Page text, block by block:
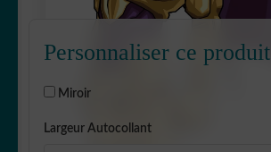
Personnaliser ce produit
Miroir
Largeur Autocollant